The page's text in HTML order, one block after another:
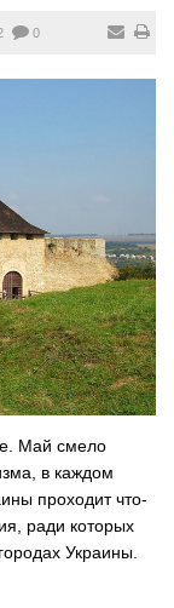
0
Май смело
в каждом
проходит что-
ради которых
Украины.